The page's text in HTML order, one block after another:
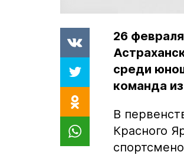
26
среди
команда
В
Красного